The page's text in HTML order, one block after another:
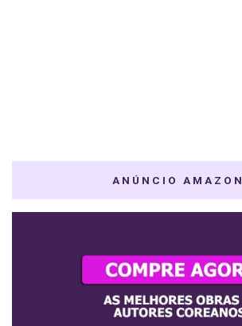
ANÚNCIO AMAZON